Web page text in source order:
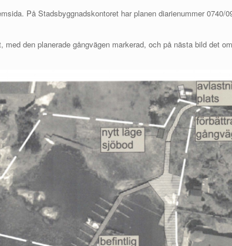
På Stadsbyggnadskontoret har planen diarienummer 0740/
den planerade gångvägen markerad, och på nästa bild det